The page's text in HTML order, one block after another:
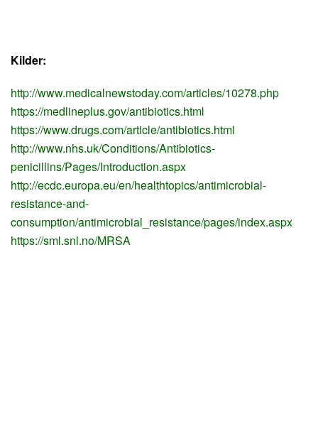
Kilder:
http://www.medicalnewstoday.com/articles/10278.php
https://medlineplus.gov/antibiotics.html
https://www.drugs.com/article/antibiotics.html
http://www.nhs.uk/Conditions/Antibiotics-
penicillins/Pages/Introduction.aspx
http://ecdc.europa.eu/en/healthtopics/antimicrobial-
resistance-and-
consumption/antimicrobial_resistance/pages/index.aspx
https://sml.snl.no/MRSA